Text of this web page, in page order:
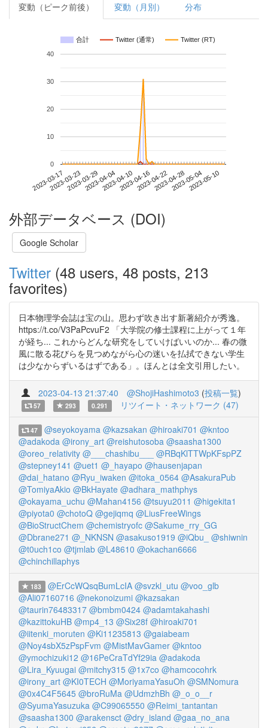
変動（ピーク前後） 変動（月別） 分布
合計 Twitter (通常) Twitter (RT)
2023-03-172023-03-232023-03-292023-04-042023-04-102023-04-162023-04-222023-04-282023-05-042023-05-10
0
10
20
30
40
外部データベース (DOI)
Google Scholar
Twitter (48 users, 48 posts, 213
favorites)
日本物理学会誌は宝の山。思わず吹き出す新著紹介が秀逸。
https://t.co/V3PaPcvuF2 「大学院の修士課程に上がって１年
が経ち... これからどんな研究をしていけばいいのか... 春の微
風に散る花びらを見つめながら心の迷いを払拭できない学生
は少なからずいるはずである」。ほんとは全文引用したい。
2023-04-13 21:37:40 @ShojiHashimoto3 (投稿一覧)
57 293 0.291 リツイート・ネットワーク (47)
47 @seyokoyama @kazsakan @hiroaki701 @kntoo
@adakoda @irony_art @reishutosoba @saasha1300
@oreo_relativity @___chashibu___
@RBqKlTTWpKFspPZ
@stepney141 @uet1 @_hayapo @hausenjapan
@dai_hatano @Ryu_iwaken @itoka_0564 @AsakuraPub
@TomiyaAkio @BkHayate @adhara_mathphys
@okayama_uchu @Mahan4156 @tsuyu2011 @higekita1
@piyota0 @chotoQ @gejiqmq @LiusFreeWings
@BioStructChem @chemistryofc @Sakume_rry_GG
@Dbrane271 @_NKNSN @asakuso1919 @iQbu_
@shiwnin
@t0uch1co @tjmlab @L48610 @okachan6666
@chinchillaphys
183 @ErCcWQsqBumLcIA @svzkl_utu @voo_glb
@Ali07160716 @nekonoizumi @kazsakan
@taurin76483317 @bmbm0424 @adamtakahashi
@kazittokuHB @mp4_13 @Six28f @hiroaki701
@iitenki_moruten @Ki11235813 @gaiabeam
@Noy4sbX5zPspFvm @MistMavGamer @kntoo
@ymochizuki12 @16PeCraTdYf29ia @adakoda
@Lira_Kyuugai @mitchy315 @1x7co @hamcocohrk
@irony_art @KI0TECH @MoriyamaYasuOh @SMNomura
@0x4C4F5645 @broRuMa @UdmzhBh @_o_o__r
@SyumaYasuzuka @C99065550 @Reimi_tantantan
@saasha1300 @arakensct @dry_island @gaa_no_ana